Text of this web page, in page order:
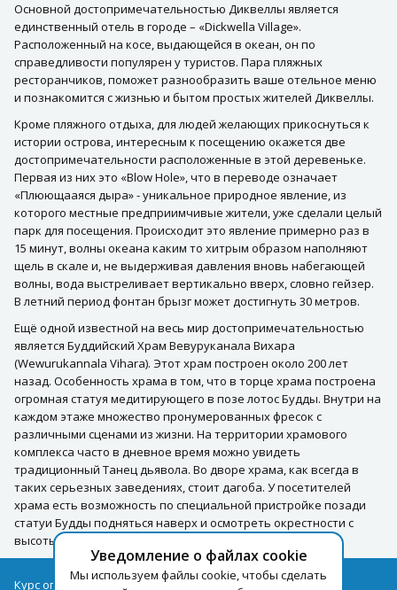
Основной достопримечательностью Диквеллы является
единственный отель в городе – «Dickwella Village».
Расположенный на косе, выдающейся в океан, он по
справедливости популярен у туристов. Пара пляжных
ресторанчиков, поможет разнообразить ваше отельное меню
и познакомится с жизнью и бытом простых жителей Диквеллы.
Кроме пляжного отдыха, для людей желающих прикоснуться к
истории острова, интересным к посещению окажется две
достопримечательности расположенные в этой деревеньке.
Первая из них это «Blow Hole», что в переводе означает
«Плюющааяся дыра» - уникальное природное явление, из
которого местные предприимчивые жители, уже сделали целый
парк для посещения. Происходит это явление примерно раз в
15 минут, волны океана каким то хитрым образом наполняют
щель в скале и, не выдерживая давления вновь набегающей
волны, вода выстреливает вертикально вверх, словно гейзер.
В летний период фонтан брызг может достигнуть 30 метров.
Ещё одной известной на весь мир достопримечательностью
является Буддийский Храм Вевуруканала Вихара
(Wewurukannala Vihara). Этот храм построен около 200 лет
назад. Особенность храма в том, что в торце храма построена
огромная статуя медитирующего в позе лотос Будды. Внутри на
каждом этаже множество пронумерованных фресок с
различными сценами из жизни. На территории храмового
комплекса часто в дневное время можно увидеть
традиционный Танец дьявола. Во дворе храма, как всегда в
таких серьезных заведениях, стоит дагоба. У посетителей
храма есть возможность по специальной пристройке позади
статуи Будды подняться наверх и осмотреть окрестности с
высоты нескольких метров.
Уведомление о файлах cookie
Мы используем файлы cookie, чтобы сделать
Курс оплаты туров на 07.08